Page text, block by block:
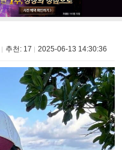
추천: 17 2025-06-13 14:30:36